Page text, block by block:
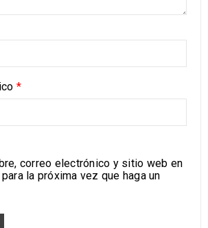
*
correo electrónico y sitio web en
la próxima vez que haga un